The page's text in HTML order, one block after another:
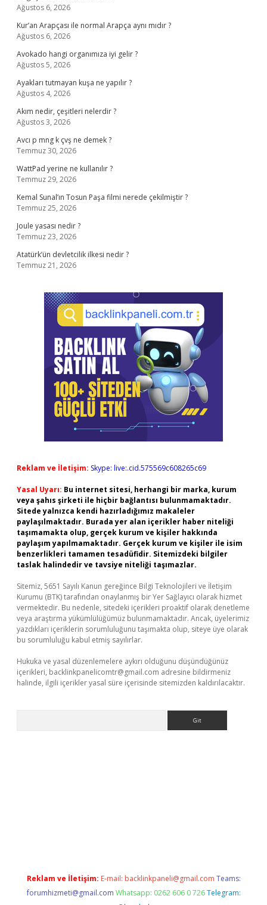
Ağustos 6, 2026
Kur’an Arapçası ile normal Arapça aynı mıdır ?
Ağustos 6, 2026
Avokado hangi organımıza iyi gelir ?
Ağustos 5, 2026
Ayakları tutmayan kuşa ne yapılır ?
Ağustos 4, 2026
Akım nedir, çeşitleri nelerdir ?
Ağustos 3, 2026
Avcı p mng k çvş ne demek ?
Temmuz 30, 2026
WattPad yerine ne kullanılır ?
Temmuz 29, 2026
Kemal Sunal’ın Tosun Paşa filmi nerede çekilmiştir ?
Temmuz 25, 2026
Joule yasası nedir ?
Temmuz 23, 2026
Atatürk’ün devletcilik ilkesi nedir ?
Temmuz 21, 2026
Reklam ve İletişim: Skype: live:.cid.575569c608265c69
Yasal Uyarı: Bu internet sitesi, herhangi bir marka, kurum
veya şahıs şirketi ile hiçbir bağlantısı bulunmamaktadır.
Sitede yalnızca kendi hazırladığımız makaleler
paylaşılmaktadır. Burada yer alan içerikler haber niteliği
taşımamakta olup, gerçek kurum ve kişiler hakkında
paylaşım yapılmamaktadır. Gerçek kurum ve kişiler ile isim
benzerlikleri tamamen tesadüfidir. Sitemizdeki bilgiler
taslak halindedir ve tavsiye niteliği taşımazlar.
Sitemiz, 5651 Sayılı Kanun gereğince Bilgi Teknolojileri ve İletişim
Kurumu (BTK) tarafından onaylanmış bir Yer Sağlayıcı olarak hizmet
vermektedir. Bu nedenle, sitedeki içerikleri proaktif olarak denetleme
veya araştırma yükümlülüğümüz bulunmamaktadır. Ancak, üyelerimiz
yazdıkları içeriklerin sorumluluğunu taşımakta olup, siteye üye olarak
bu sorumluluğu kabul etmiş sayılırlar.
Hukuka ve yasal düzenlemelere aykırı olduğunu düşündüğünüz
içerikleri, backlinkpanelicomtr@gmail.com adresine bildirmeniz
halinde, ilgili içerikler yasal süre içerisinde sitemizden kaldırılacaktır.
Reklam ve İletişim: E-mail: backlinkpaneli@gmail.com Teams:
forumhizmeti@gmail.com Whatsapp: 0262 606 0 726 Telegram: